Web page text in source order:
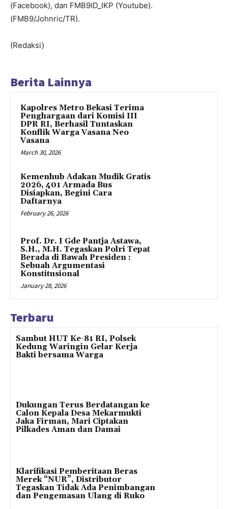
(Facebook), dan FMB9ID_IKP (Youtube).
(FMB9/Johnric/TR).
(Redaksi)
Berita Lainnya
Kapolres Metro Bekasi Terima
Penghargaan dari Komisi III
DPR RI, Berhasil Tuntaskan
Konflik Warga Vasana Neo
Vasana
March 30, 2026
Kemenhub Adakan Mudik Gratis
2026, 401 Armada Bus
Disiapkan, Begini Cara
Daftarnya
February 26, 2026
Prof. Dr. I Gde Pantja Astawa,
S.H., M.H. Tegaskan Polri Tepat
Berada di Bawah Presiden :
Sebuah Argumentasi
Konstitusional
January 28, 2026
Terbaru
Sambut HUT Ke-81 RI, Polsek
Kedung Waringin Gelar Kerja
Bakti bersama Warga
Dukungan Terus Berdatangan ke
Calon Kepala Desa Mekarmukti
Jaka Firman, Mari Ciptakan
Pilkades Aman dan Damai
Klarifikasi Pemberitaan Beras
Merek “NUR”, Distributor
Tegaskan Tidak Ada Penimbangan
dan Pengemasan Ulang di Ruko